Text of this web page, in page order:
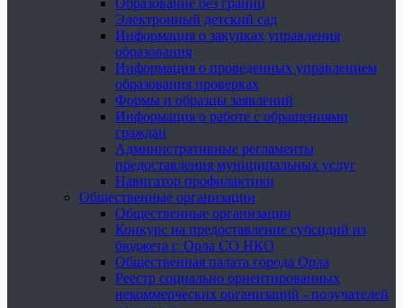
Образование без границ
Электронный детский сад
Информация о закупках управления
образования
Информация о проведенных управлением
образования проверках
Формы и образцы заявлений
Информация о работе с обращениями
граждан
Административные регламенты
предоставления муниципальных услуг
Навигатор профилактики
Общественные организации
Общественные организации
Конкурс на предоставление субсидий из
бюджета г. Орла СО НКО
Общественная палата города Орла
Реестр социально ориентированных
некоммерческих организаций - получателей